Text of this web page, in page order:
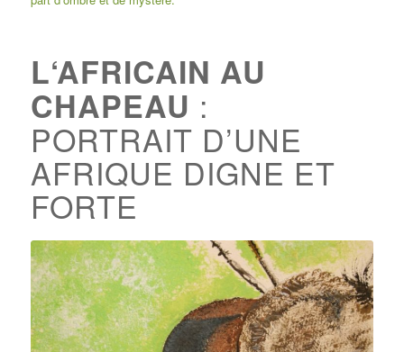
L‘AFRICAIN AU
CHAPEAU :
PORTRAIT D’UNE
AFRIQUE DIGNE ET
FORTE